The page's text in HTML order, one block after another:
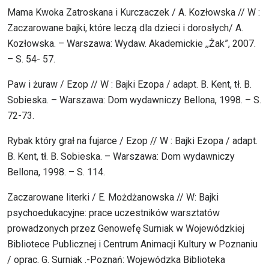
Mama Kwoka Zatroskana i Kurczaczek / A. Kozłowska // W :
Zaczarowane bajki, które leczą dla dzieci i dorosłych/ A.
Kozłowska. – Warszawa: Wydaw. Akademickie ,,Żak”, 2007.
– S. 54- 57.
Paw i żuraw / Ezop // W : Bajki Ezopa / adapt. B. Kent, tł. B.
Sobieska. – Warszawa: Dom wydawniczy Bellona, 1998. – S.
72-73.
Rybak który grał na fujarce / Ezop // W : Bajki Ezopa / adapt.
B. Kent, tł. B. Sobieska. – Warszawa: Dom wydawniczy
Bellona, 1998. – S. 114.
Zaczarowane literki / E. Możdżanowska // W: Bajki
psychoedukacyjne: prace uczestników warsztatów
prowadzonych przez Genowefę Surniak w Wojewódzkiej
Bibliotece Publicznej i Centrum Animacji Kultury w Poznaniu
/ oprac. G. Surniak .-Poznań: Wojewódzka Biblioteka